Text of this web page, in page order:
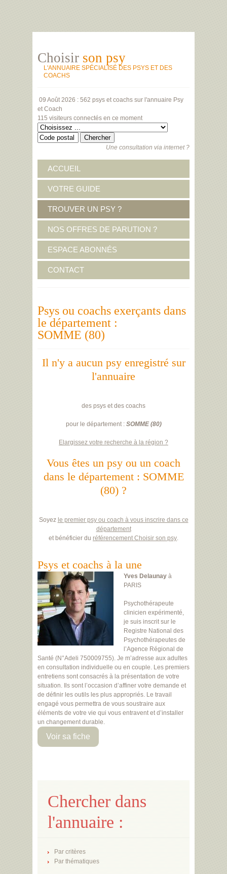
Choisir son psy
L'ANNUAIRE SPÉCIALISÉ DES PSYS ET DES
COACHS
09 Août 2026 : 562 psys et coachs sur l'annuaire Psy
et Coach
115 visiteurs connectés en ce moment
Une consultation via internet ?
ACCUEIL
VOTRE GUIDE
TROUVER UN PSY ?
NOS OFFRES DE PARUTION ?
ESPACE ABONNÉS
CONTACT
Psys ou coachs exerçants dans
le département :
SOMME (80)
Il n'y a aucun psy enregistré sur
l'annuaire
des psys et des coachs
pour le département : SOMME (80)
Elargissez votre recherche à la région ?
Vous êtes un psy ou un coach
dans le département : SOMME
(80) ?
Soyez le premier psy ou coach à vous inscrire dans ce
département
et bénéficier du référencement Choisir son psy.
Psys et coachs à la une
Yves Delaunay à
PARIS
Psychothérapeute
clinicien expérimenté,
je suis inscrit sur le
Registre National des
Psychothérapeutes de
l’Agence Régional de
Santé (N°Adeli 750009755). Je m’adresse aux adultes
en consultation individuelle ou en couple. Les premiers
entretiens sont consacrés à la présentation de votre
situation. Ils sont l’occasion d’affiner votre demande et
de définir les outils les plus appropriés. Le travail
engagé vous permettra de vous soustraire aux
éléments de votre vie qui vous entravent et d’installer
un changement durable.
Voir sa fiche
Chercher dans
l'annuaire :
Par critères
Par thématiques